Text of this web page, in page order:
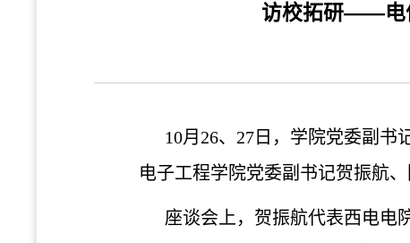
访校拓研——电
10月26、 27 日，学院党委副书
电子工程学院党委副书记贺振航
座谈会上，贺振航代表西电电